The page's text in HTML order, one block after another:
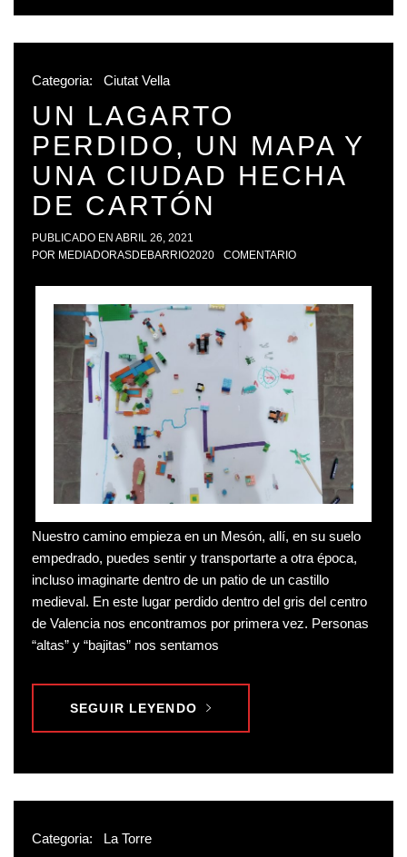
Categoria: Ciutat Vella
UN LAGARTO
PERDIDO, UN MAPA Y
UNA CIUDAD HECHA
DE CARTÓN
PUBLICADO EN ABRIL 26, 2021
POR MEDIADORASDEBARRIO2020 COMENTARIO
Nuestro camino empieza en un Mesón, allí, en su suelo
empedrado, puedes sentir y transportarte a otra época,
incluso imaginarte dentro de un patio de un castillo
medieval. En este lugar perdido dentro del gris del centro
de Valencia nos encontramos por primera vez. Personas
“altas” y “bajitas” nos sentamos
SEGUIR LEYENDO
Categoria: La Torre